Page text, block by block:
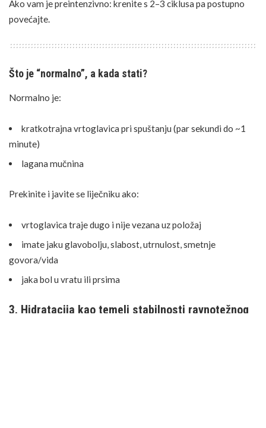
Ako vam je preintenzivno: krenite s 2–3 ciklusa pa postupno
povećajte.
Što je “normalno”, a kada stati?
Normalno je:
kratkotrajna vrtoglavica pri spuštanju (par sekundi do ~1
minute)
lagana mučnina
Prekinite i javite se liječniku ako:
vrtoglavica traje dugo i nije vezana uz položaj
imate jaku glavobolju, slabost, utrnulost, smetnje
govora/vida
jaka bol u vratu ili prsima
3. Hidratacija kao temelj stabilnosti ravnotežnog